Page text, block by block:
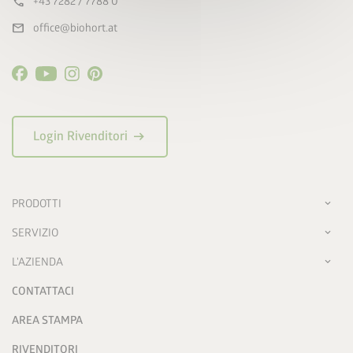
mail office@biohort.at
Login Rivenditori arrow_right_alt
PRODOTTI
SERVIZIO
L'AZIENDA
CONTATTACI
AREA STAMPA
RIVENDITORI